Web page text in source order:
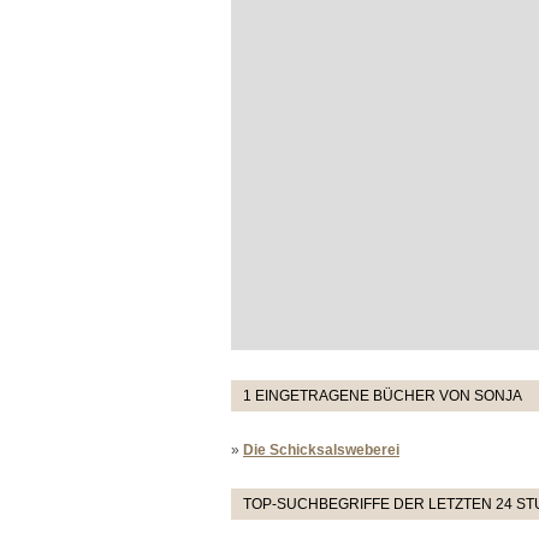
1 EINGETRAGENE BÜCHER VON SONJA
» Die Schicksalsweberei
TOP-SUCHBEGRIFFE DER LETZTEN 24